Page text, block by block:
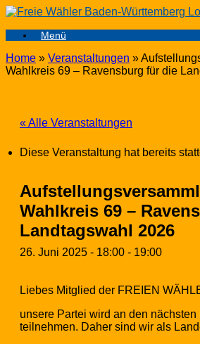
Zum
springenMenü
Home » Veranstaltungen »
Wahlkreis 69 – Ravensburg für die
« Alle Veranstaltungen
Diese Veranstaltung hat bereits
Wahlkreis 69 –
Landtagswahl 2026
26. Juni 2025 - 18:00 - 19:00
Liebes Mitglied der FREIEN
unsere Partei wird an den
teilnehmen. Daher sind wir als